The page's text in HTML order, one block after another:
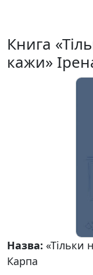
Книга
кажи»
Назва: «Тільки
Карпа